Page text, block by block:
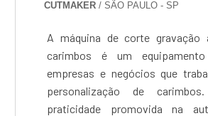
CUTMAKER / SÃO PAULO - SP
A máquina de corte gravação
carimbos é um
empresas e negócios que
personalização de
praticidade promovida na